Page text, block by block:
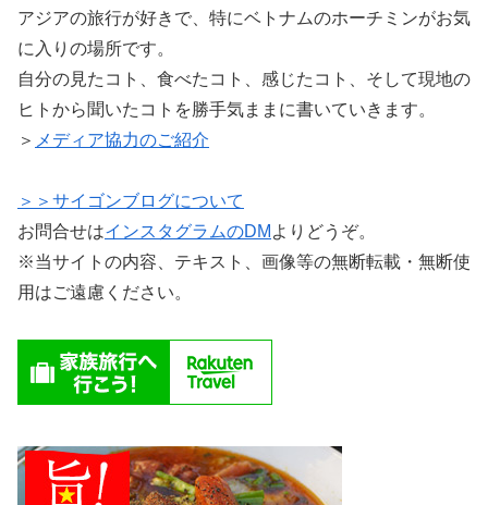
アジアの旅行が好きで、特にベトナムのホーチミンがお気
に入りの場所です。
自分の見たコト、食べたコト、感じたコト、そして現地の
ヒトから聞いたコトを勝手気ままに書いていきます。
＞ メディア協力のご紹介
＞＞サイゴンブログについて
お問合せはインスタグラムのDM よりどうぞ。
※当サイトの内容、テキスト、画像等の無断転載・無断使
用はご遠慮ください。